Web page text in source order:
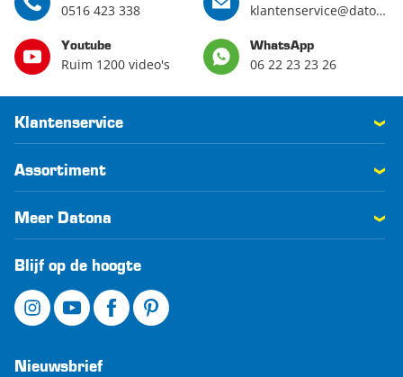
0516 423 338 klantenservice@datona.nl
Youtube
Ruim 1200 video's
WhatsApp
06 22 23 23 26
Klantenservice
Assortiment
Meer Datona
Blijf op de hoogte
Nieuwsbrief